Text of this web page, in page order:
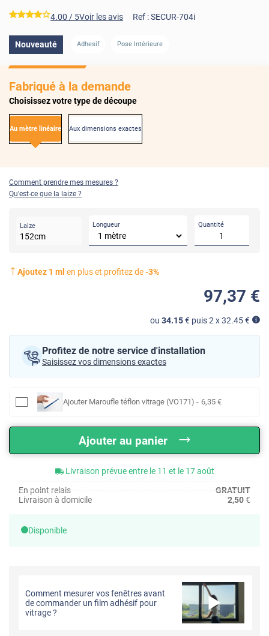
*****
4.00 / 5Voir les avis Ref :SECUR-704i
Nouveauté Adhesif Pose Intérieure
Fabriqué à la demande
Choisissez votre type de découpe
Au mètre linéaire Aux dimensions exactes
Comment prendre mes mesures ?
Qu'est-ce que la laize ?
Laize
152cm
Longueur Quantité
Ajoutez 1 ml en plus et profitez de-3%
97,37 €
ou 34.15€ puis 2 x32.45€
Profitez de notre service d'installation
Saisissez vos dimensions exactes
Ajouter Maroufle téflon vitrage (VO171) - 6,35 €
Ajouter au panier
Livraison prévue entre le 11 et le 17 août
En point relais
GRATUIT
Livraison à domicile
2,50€
Disponible
Comment mesurer vos fenêtres avant
de commander un film adhésif pour
vitrage ?